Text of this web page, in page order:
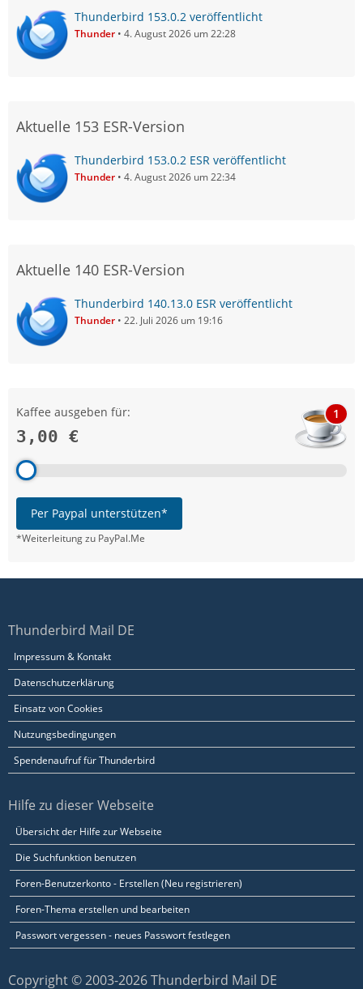
Thunderbird 153.0.2 veröffentlicht
Thunder 4. August 2026 um 22:28
Aktuelle 153 ESR-Version
Thunderbird 153.0.2 ESR veröffentlicht
Thunder 4. August 2026 um 22:34
Aktuelle 140 ESR-Version
Thunderbird 140.13.0 ESR veröffentlicht
Thunder 22. Juli 2026 um 19:16
Kaffee ausgeben für:
3,00 €
1
Per Paypal unterstützen*
*Weiterleitung zu PayPal.Me
Thunderbird Mail DE
Impressum & Kontakt
Datenschutzerklärung
Einsatz von Cookies
Nutzungsbedingungen
Spendenaufruf für Thunderbird
Hilfe zu dieser Webseite
Übersicht der Hilfe zur Webseite
Die Suchfunktion benutzen
Foren-Benutzerkonto - Erstellen (Neu registrieren)
Foren-Thema erstellen und bearbeiten
Passwort vergessen - neues Passwort festlegen
Copyright © 2003-2026 Thunderbird Mail DE